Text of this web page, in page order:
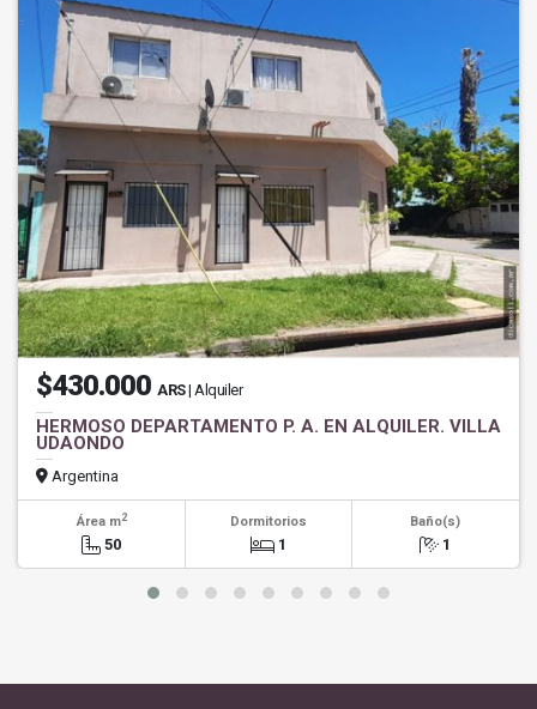
$430.000 ARS| Alquiler
HERMOSO DEPARTAMENTO P. A. EN ALQUILER. VILLA
UDAONDO
Argentina
Área m2
50
Dormitorios
1
Baño(s)
1